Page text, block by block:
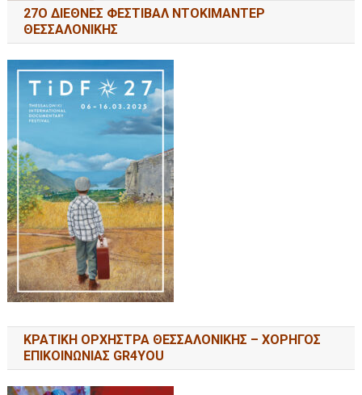
27Ο ΔΙΕΘΝΕΣ ΦΕΣΤΙΒΑΛ ΝΤΟΚΙΜΑΝΤΕΡ
ΘΕΣΣΑΛΟΝΙΚΗΣ
ΚΡΑΤΙΚΗ ΟΡΧΗΣΤΡΑ ΘΕΣΣΑΛΟΝΙΚΗΣ – ΧΟΡΗΓΟΣ
ΕΠΙΚΟΙΝΩΝΙΑΣ GR4YOU